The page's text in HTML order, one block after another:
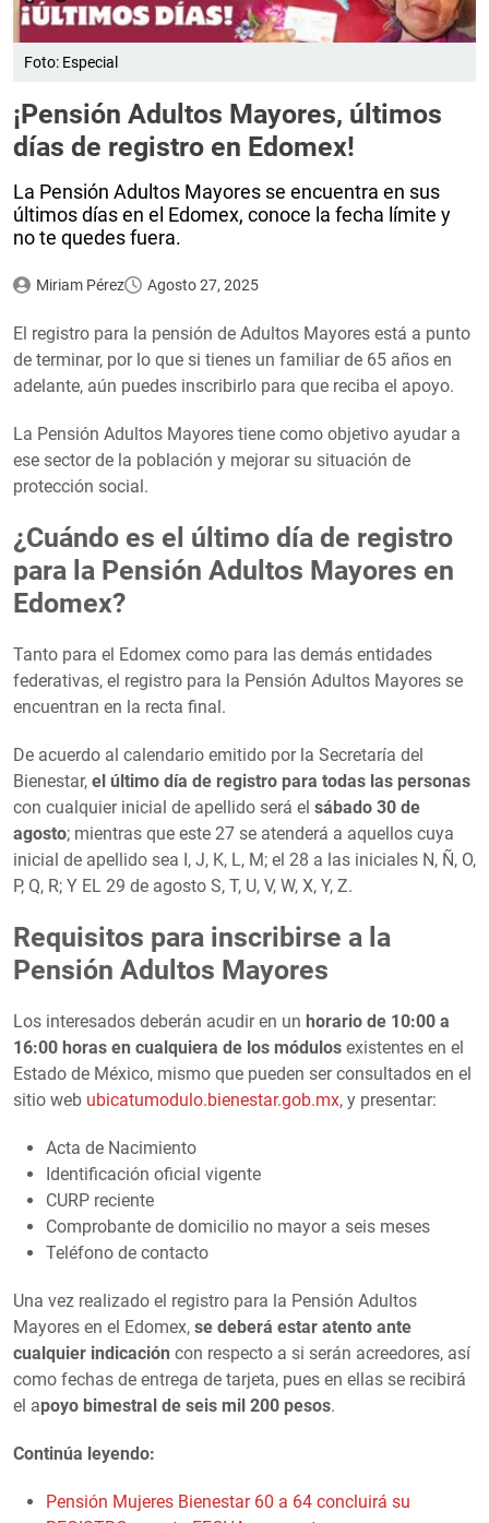
Foto: Especial
¡Pensión Adultos Mayores, últimos
días de registro en Edomex!
La Pensión Adultos Mayores se encuentra en sus
últimos días en el Edomex, conoce la fecha límite y
no te quedes fuera.
Miriam Pérez Agosto 27, 2025
El registro para la pensión de Adultos Mayores está a punto
de terminar, por lo que si tienes un familiar de 65 años en
adelante, aún puedes inscribirlo para que reciba el apoyo.
La Pensión Adultos Mayores tiene como objetivo ayudar a
ese sector de la población y mejorar su situación de
protección social.
¿Cuándo es el último día de registro
para la Pensión Adultos Mayores en
Edomex?
Tanto para el Edomex como para las demás entidades
federativas, el registro para la Pensión Adultos Mayores se
encuentran en la recta final.
De acuerdo al calendario emitido por la Secretaría del
Bienestar, el último día de registro para todas las personas
con cualquier inicial de apellido será el sábado 30 de
agosto; mientras que este 27 se atenderá a aquellos cuya
inicial de apellido sea I, J, K, L, M; el 28 a las iniciales N, Ñ, O,
P, Q, R; Y EL 29 de agosto S, T, U, V, W, X, Y, Z.
Requisitos para inscribirse a la
Pensión Adultos Mayores
Los interesados deberán acudir en un horario de 10:00 a
16:00 horas en cualquiera de los módulos existentes en el
Estado de México, mismo que pueden ser consultados en el
sitio web ubicatumodulo.bienestar.gob.mx, y presentar:
Acta de Nacimiento
Identificación oficial vigente
CURP reciente
Comprobante de domicilio no mayor a seis meses
Teléfono de contacto
Una vez realizado el registro para la Pensión Adultos
Mayores en el Edomex, se deberá estar atento ante
cualquier indicación con respecto a si serán acreedores, así
como fechas de entrega de tarjeta, pues en ellas se recibirá
el apoyo bimestral de seis mil 200 pesos.
Continúa leyendo:
Pensión Mujeres Bienestar 60 a 64 concluirá su